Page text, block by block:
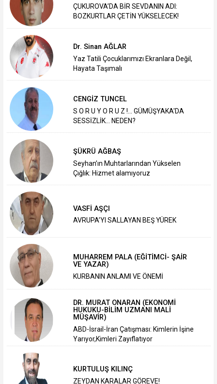
ÇUKUROVA’DA BİR SEVDANIN ADI:
BOZKURTLAR ÇETİN YÜKSELECEK!
Dr. Sinan AĞLAR
Yaz Tatili Çocuklarımızı Ekranlara Değil,
Hayata Taşımalı
CENGİZ TUNCEL
S O R U Y O R U Z !... GÜMÜŞYAKA'DA
SESSİZLİK... NEDEN?
ŞÜKRÜ AĞBAŞ
Seyhan’ın Muhtarlarından Yükselen
Çığlık: Hizmet alamıyoruz
VASFİ AŞÇI
AVRUPA’YI SALLAYAN BEŞ YÜREK
MUHARREM PALA (EĞİTİMCİ- ŞAİR
VE YAZAR)
KURBANIN ANLAMI VE ÖNEMİ
DR. MURAT ONARAN (EKONOMİ
HUKUKU-BİLİM UZMANI MALİ
MÜŞAVİR)
ABD-İsrail-İran Çatışması: Kimlerin İşine
Yarıyor,Kimleri Zayıflatıyor
KURTULUŞ KILINÇ
ZEYDAN KARALAR GÖREVE!